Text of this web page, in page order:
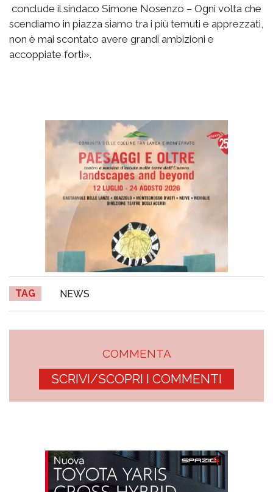
conclude il sindaco Simone Nosenzo – Ogni volta che
scendiamo in piazza siamo tra i più temuti e apprezzati,
non è mai scontato avere grandi ambizioni e
accoppiate forti».
TAG NEWS
COMMENTA
SCRIVI/SCOPRI I COMMENTI